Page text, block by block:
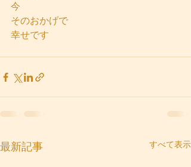
今
そのおかげで
幸せです
最新記事 すべて表示